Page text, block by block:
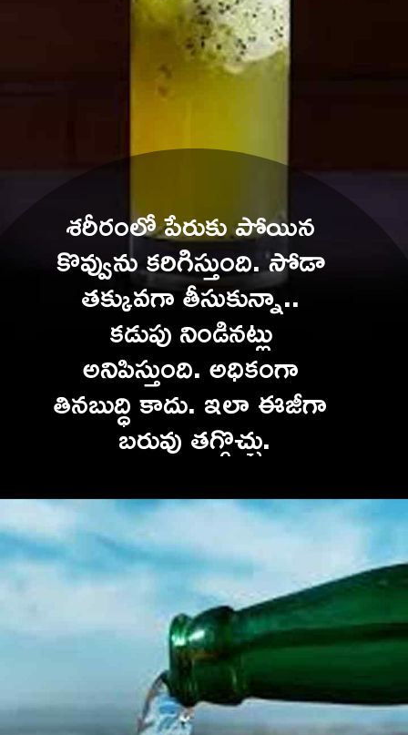
శరీరంలో పేరుకు పోయిన
కొవ్వును కరిగిస్తుంది. సోడా
తక్కువగా తీసుకున్నా..
కడుపు నిండినట్లు
అనిపిస్తుంది. అధికంగా
తినబుద్ధి కాదు. ఇలా ఈజీగా
బరువు తగ్గొచ్చు.